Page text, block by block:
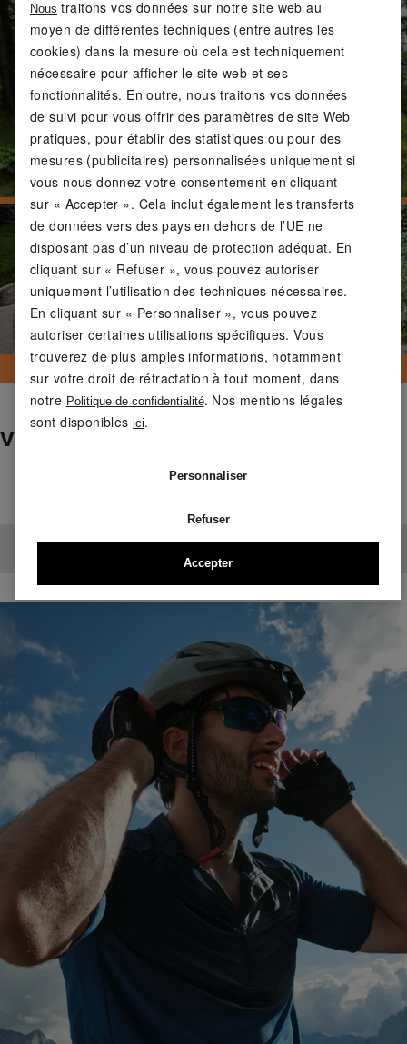
VÊTEMENTS DE CYCLISME
Aucun produit trouvé.
Nous traitons vos données sur notre site web au
moyen de différentes techniques (entre autres les
cookies) dans la mesure où cela est techniquement
nécessaire pour afficher le site web et ses
fonctionnalités. En outre, nous traitons vos données
de suivi pour vous offrir des paramètres de site Web
pratiques, pour établir des statistiques ou pour des
mesures (publicitaires) personnalisées uniquement si
vous nous donnez votre consentement en cliquant
sur « Accepter ». Cela inclut également les transferts
de données vers des pays en dehors de l’UE ne
disposant pas d’un niveau de protection adéquat. En
cliquant sur « Refuser », vous pouvez autoriser
uniquement l’utilisation des techniques nécessaires.
En cliquant sur « Personnaliser », vous pouvez
autoriser certaines utilisations spécifiques. Vous
trouverez de plus amples informations, notamment
sur votre droit de rétractation à tout moment, dans
notre Politique de confidentialité. Nos mentions légales
sont disponiblesici.
Personnaliser
Refuser
Accepter